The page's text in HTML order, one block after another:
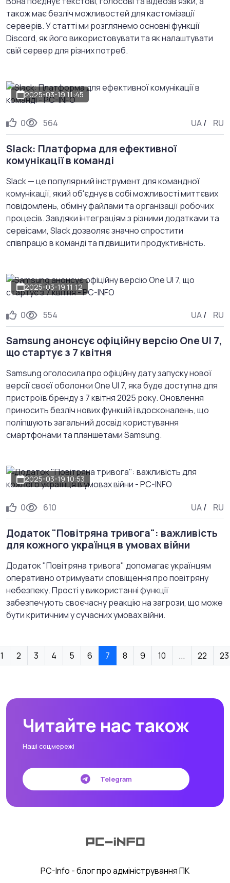
також має безліч можливостей для кастомізації
серверів. У статті ми розглянемо основні функції
Discord, як його використовувати та як налаштувати
свій сервер для різних потреб.
2025-03-19 11:45
0 564 UA/ RU
Slack: Платформа для ефективної
комунікації в команді
Slack — це популярний інструмент для командної
комунікації, який об'єднує в собі можливості миттєвих
повідомлень, обміну файлами та організації робочих
процесів. Завдяки інтеграціям з різними додатками та
сервісами, Slack дозволяє значно спростити
співпрацю в команді та підвищити продуктивність.
2025-03-19 11:12
0 554 UA/ RU
Samsung анонсує офіційну версію One UI 7,
що стартує з 7 квітня
Samsung оголосила про офіційну дату запуску нової
версії своєї оболонки One UI 7, яка буде доступна для
пристроїв бренду з 7 квітня 2025 року. Оновлення
приносить безліч нових функцій і вдосконалень, що
поліпшують загальний досвід користування
смартфонами та планшетами Samsung.
2025-03-19 10:53
0 610 UA/ RU
Додаток "Повітряна тривога": важливість
для кожного українця в умовах війни
Додаток "Повітряна тривога" допомагає українцям
оперативно отримувати сповіщення про повітряну
небезпеку. Прості у використанні функції
забезпечують своєчасну реакцію на загрози, що може
бути критичним у сучасних умовах війни.
1 2 3 4 5 6 7 8 9 10 ... 22 23
Читайте нас також
Наші соцмережі
Telegram
PC-Info - блог про адміністрування ПК